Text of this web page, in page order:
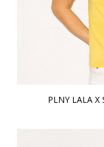
PLNY LALA X